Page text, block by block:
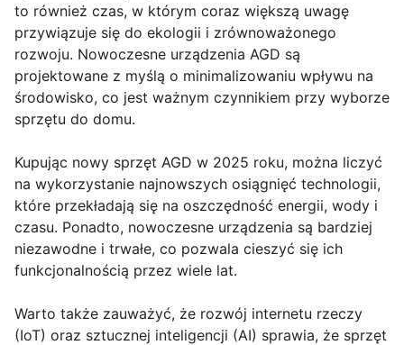
to również czas, w którym coraz większą uwagę
przywiązuje się do ekologii i zrównoważonego
rozwoju. Nowoczesne urządzenia AGD są
projektowane z myślą o minimalizowaniu wpływu na
środowisko, co jest ważnym czynnikiem przy wyborze
sprzętu do domu.
Kupując nowy sprzęt AGD w 2025 roku, można liczyć
na wykorzystanie najnowszych osiągnięć technologii,
które przekładają się na oszczędność energii, wody i
czasu. Ponadto, nowoczesne urządzenia są bardziej
niezawodne i trwałe, co pozwala cieszyć się ich
funkcjonalnością przez wiele lat.
Warto także zauważyć, że rozwój internetu rzeczy
(IoT) oraz sztucznej inteligencji (AI) sprawia, że sprzęt